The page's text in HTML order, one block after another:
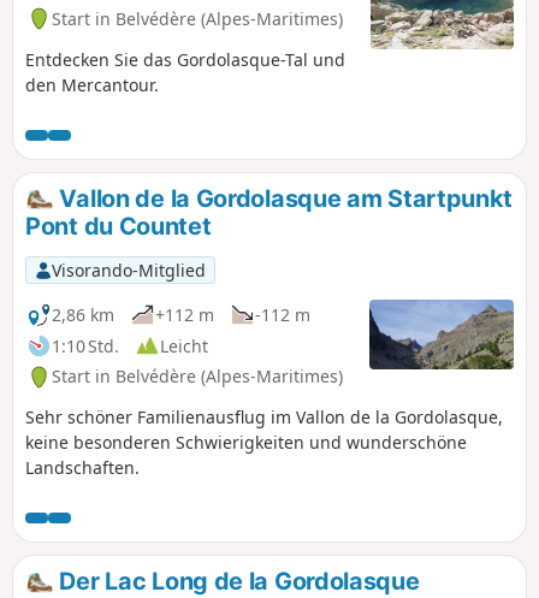
Start in Belvédère (Alpes-Maritimes)
Entdecken Sie das Gordolasque-Tal und
den Mercantour.
Vallon de la Gordolasque am Startpunkt
Pont du Countet
Visorando-Mitglied
2,86 km
+112 m
-112 m
1:10 Std.
Leicht
Start in Belvédère (Alpes-Maritimes)
Sehr schöner Familienausflug im Vallon de la Gordolasque,
keine besonderen Schwierigkeiten und wunderschöne
Landschaften.
Der Lac Long de la Gordolasque